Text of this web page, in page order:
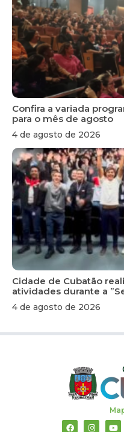
Confira a variada
para o mês de agosto
4 de agosto de 2026
Cidade de Cubatão
atividades durante a
4 de agosto de 2026